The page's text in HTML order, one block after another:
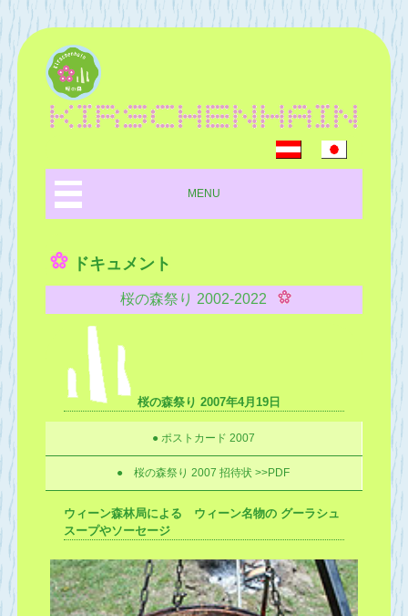
MENU
ドキュメント
桜の森祭り 2002-2022
桜の森祭り 2007年4月19日
● ポストカード 2007
● 桜の森祭り 2007 招待状 >>PDF
ウィーン森林局による ウィーン名物の グーラシュ
スープやソーセージ